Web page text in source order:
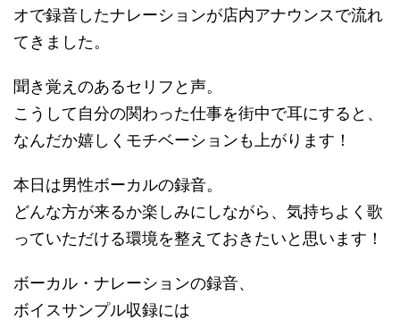
オで録音したナレーションが店内アナウンスで流れ
てきました。
聞き覚えのあるセリフと声。
こうして自分の関わった仕事を街中で耳にすると、
なんだか嬉しくモチベーションも上がります！
本日は男性ボーカルの録音。
どんな方が来るか楽しみにしながら、気持ちよく歌
っていただける環境を整えておきたいと思います！
ボーカル・ナレーションの録音、
ボイスサンプル収録には